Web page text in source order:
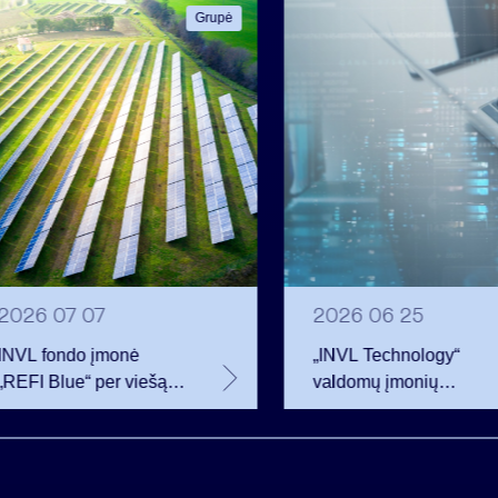
Grupė
07 07
INVL fondo įmonė
Blue“ per viešą
emisiją
12 mln. eurų –
2026 06 25
„INVL Technology“
valdomų įmonių
darbuotojai realizavo
opcionus ir tapo